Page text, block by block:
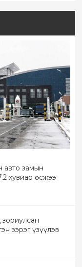
авто замын
хувиар өсжээ
зэрэг үзүүлэв